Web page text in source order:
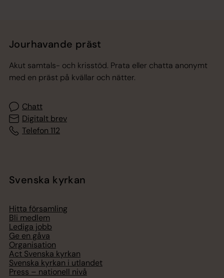
Jourhavande präst
Akut samtals- och krisstöd. Prata eller chatta anonymt
med en präst på kvällar och nätter.
Chatt
Digitalt brev
Telefon 112
Svenska kyrkan
Hitta församling
Bli medlem
Lediga jobb
Ge en gåva
Organisation
Act Svenska kyrkan
Svenska kyrkan i utlandet
Press – nationell nivå